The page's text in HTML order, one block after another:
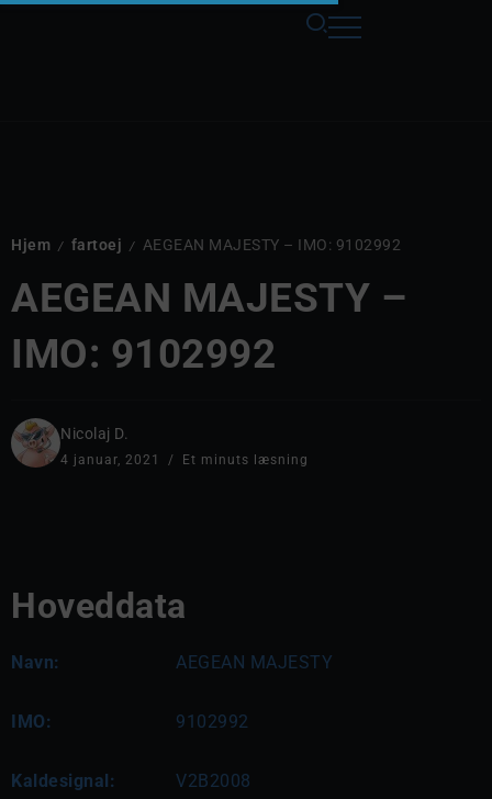
Hjem / fartoej / AEGEAN MAJESTY – IMO: 9102992
AEGEAN MAJESTY –
IMO: 9102992
Nicolaj D.
4 januar, 2021 Et minuts læsning
Hoveddata
Navn: AEGEAN MAJESTY
IMO: 9102992
Kaldesignal: V2B2008